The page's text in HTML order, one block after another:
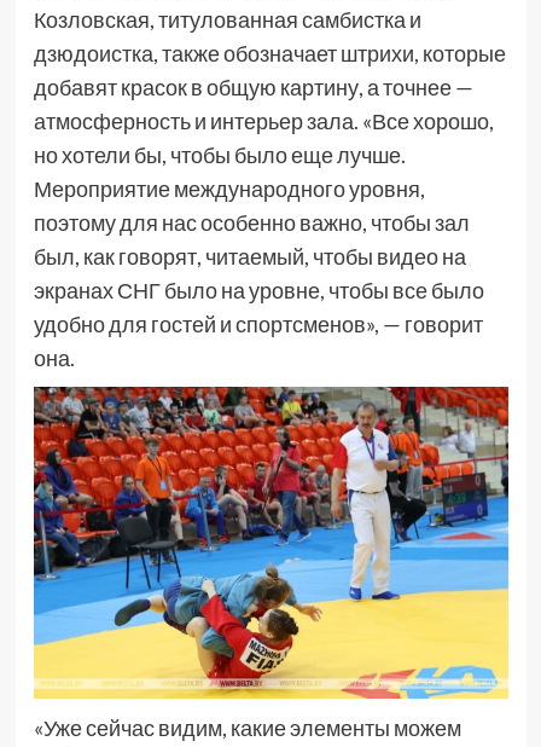
Козловская, титулованная самбистка и
дзюдоистка, также обозначает штрихи, которые
добавят красок в общую картину, а точнее —
атмосферность и интерьер зала. «Все хорошо,
но хотели бы, чтобы было еще лучше.
Мероприятие международного уровня,
поэтому для нас особенно важно, чтобы зал
был, как говорят, читаемый, чтобы видео на
экранах СНГ было на уровне, чтобы все было
удобно для гостей и спортсменов», — говорит
она.
«Уже сейчас видим, какие элементы можем